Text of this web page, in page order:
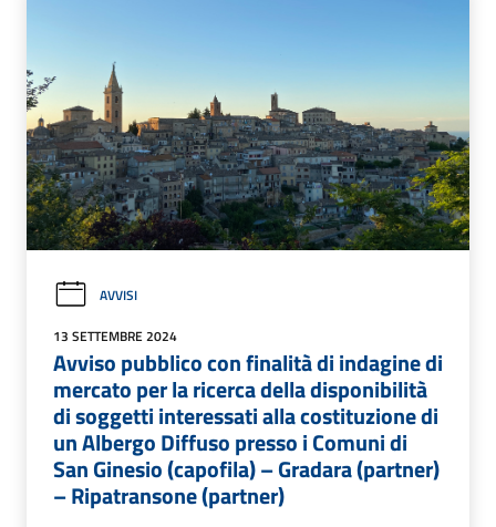
AVVISI
13 SETTEMBRE 2024
Avviso pubblico con finalità di indagine di
mercato per la ricerca della disponibilità
di soggetti interessati alla costituzione di
un Albergo Diffuso presso i Comuni di
San Ginesio (capofila) – Gradara (partner)
– Ripatransone (partner)